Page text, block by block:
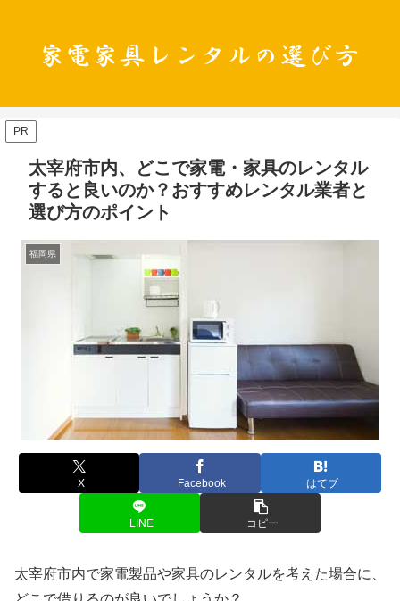
PR
太宰府市内、どこで家電・家具のレンタル
すると良いのか？おすすめレンタル業者と
選び方のポイント
福岡県
X Facebook はてブ
LINE コピー
太宰府市内で家電製品や家具のレンタルを考えた場合に、